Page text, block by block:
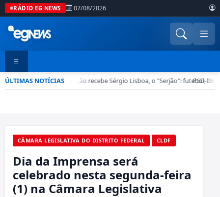
RÁDIO EG NEWS 07/08/2026
ÚLTIMAS NOTÍCIAS |
Esporte em Ação recebe Sérgio Lisboa, o "Serjão": futebol,
• PSD-DF
CÂMARA LEGISLATIVA DO DISTRITO FEDERAL CLDF
Dia da Imprensa será
celebrado nesta segunda-feira
(1) na Câmara Legislativa